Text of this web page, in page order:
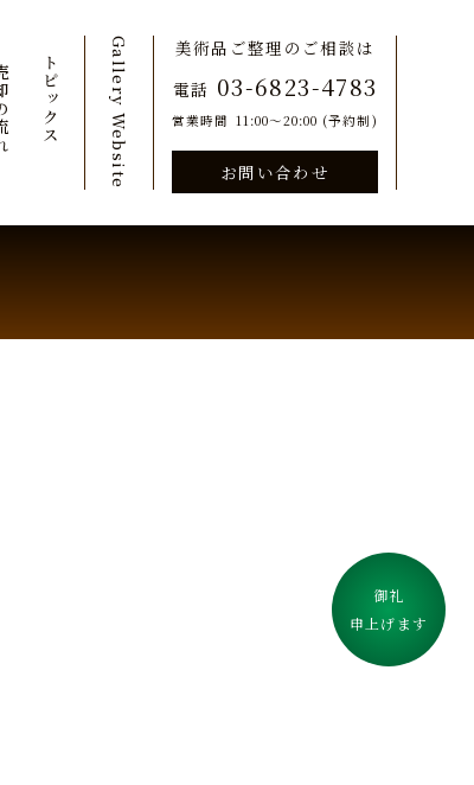
れ トピックス Gallery Website
美術品ご整理のご相談は
電話 03-6823-4783
営業時間 11:00～20:00 (予約制)
お問い合わせ
御礼
申上げます